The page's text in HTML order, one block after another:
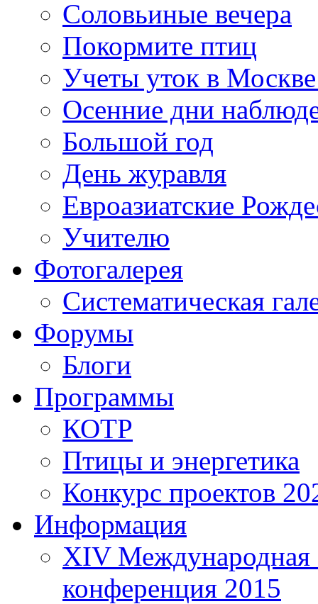
Соловьиные вечера
Покормите птиц
Учеты уток в
Осенние дни
Большой год
День журавля
Евроазиатские
Учителю
Фотогалерея
Систематическая
Форумы
Блоги
Программы
КОТР
Птицы и энергетика
Конкурс проектов
Информация
XIV Международная
конференция 2015